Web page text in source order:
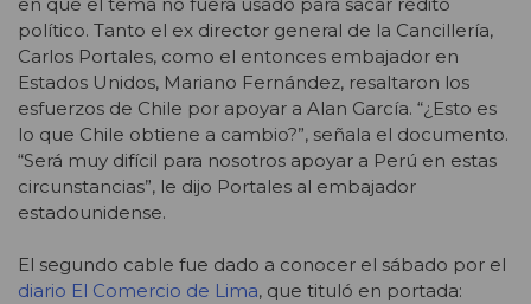
político. Tanto el ex director general de la Cancillería,
Carlos Portales, como el entonces embajador en
Estados Unidos, Mariano Fernández, resaltaron los
esfuerzos de Chile por apoyar a Alan García. “¿Esto es
lo que Chile obtiene a cambio?”, señala el documento.
“Será muy difícil para nosotros apoyar a Perú en estas
circunstancias”, le dijo Portales al embajador
estadounidense.
El segundo cable fue dado a conocer el sábado por el
diario El Comercio de Lima, que tituló en portada: